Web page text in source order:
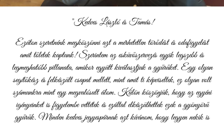
"Kedves László és Tamás!
Ezúton szeretnénk megköszönni azt a mérhetetlen törődést és odafigyelést
amit tőletek kaptunk! Szerintem az esküvőszervezés egyik legszebb és
legmeghatóbb pillanata, amikor együtt kiválasztjuk a gyűrűket. Egy olyan
segítőkész és felkészült csapat mellett, mint amit ti képviseltek, ez olyan volt
számunkra mint egy megvalósult álom. Külön köszönjük, hogy az egyéni
igényeinket is figyelembe vettétek és ezáltal elkészülhettek ezek a gyönyörű
gyűrűk. Minden kedves jegyespárnak azt kívánom, hogy legyen nekik is